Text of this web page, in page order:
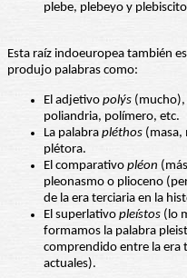
plebe, plebeyo y
Esta raíz indoeuropea también
produjo palabras como:
El adjetivo polýs (mucho),
poliandria, polímero, etc.
La palabra pléthos (masa,
plétora.
El comparativo pléon
pleonasmo o plioceno
de la era terciaria en la
El superlativo pleístos (lo
formamos la palabra
comprendido entre la era
actuales).